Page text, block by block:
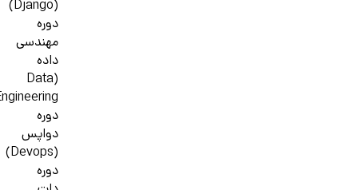
(Django)
دوره
مهندسی
داده
(Data
دوره
دواپس
(Devops)
دوره